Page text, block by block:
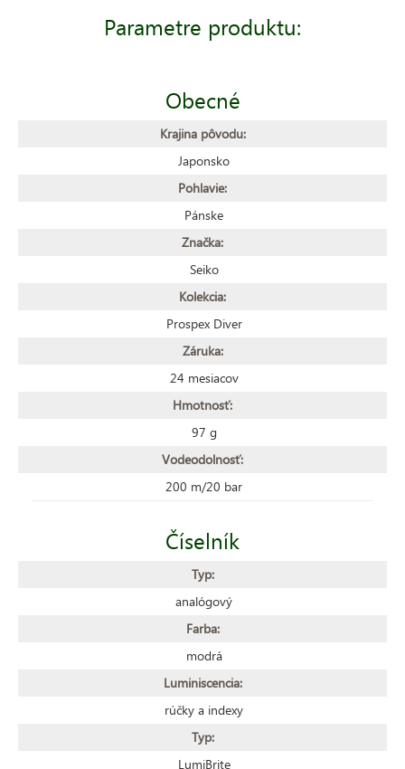
Parametre produktu:
Obecné
Krajina pôvodu:
Japonsko
Pohlavie:
Pánske
Značka:
Seiko
Kolekcia:
Prospex Diver
Záruka:
24 mesiacov
Hmotnosť:
97 g
Vodeodolnosť:
200 m/20 bar
Číselník
Typ:
analógový
Farba:
modrá
Luminiscencia:
rúčky a indexy
Typ:
LumiBrite